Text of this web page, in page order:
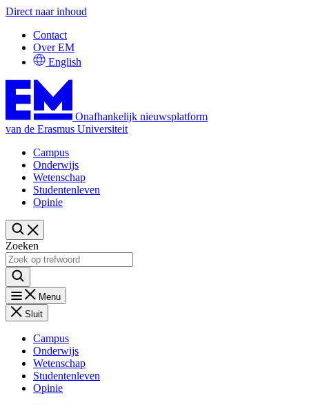
Direct naar inhoud
Contact
Over EM
English
Onafhankelijk nieuwsplatform
van de Erasmus Universiteit
Campus
Onderwijs
Wetenschap
Studentenleven
Opinie
Zoeken
Menu
Sluit
Campus
Onderwijs
Wetenschap
Studentenleven
Opinie